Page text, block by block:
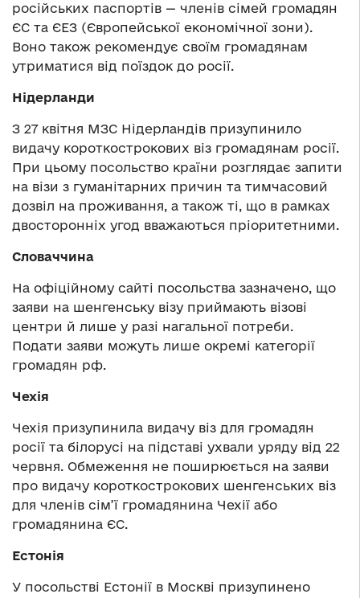
російських паспортів — членів сімей громадян
ЄС та ЄЕЗ (Європейської економічної зони).
Воно також рекомендує своїм громадянам
утриматися від поїздок до росії.
Нідерланди
З 27 квітня МЗС Нідерландів призупинило
видачу короткострокових віз громадянам росії.
При цьому посольство країни розглядає запити
на візи з гуманітарних причин та тимчасовий
дозвіл на проживання, а також ті, що в рамках
двосторонніх угод вважаються пріоритетними.
Словаччина
На офіційному сайті посольства зазначено, що
заяви на шенгенську візу приймають візові
центри й лише у разі нагальної потреби.
Подати заяви можуть лише окремі категорії
громадян рф.
Чехія
Чехія призупинила видачу віз для громадян
росії та білорусі на підставі ухвали уряду від 22
червня. Обмеження не поширюється на заяви
про видачу короткострокових шенгенських віз
для членів сім’ї громадянина Чехії або
громадянина ЄС.
Естонія
У посольстві Естонії в Москві призупинено